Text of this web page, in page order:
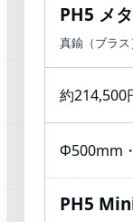
PH5 メ
真鍮（ブラス
約214,500
Φ500mm
PH5